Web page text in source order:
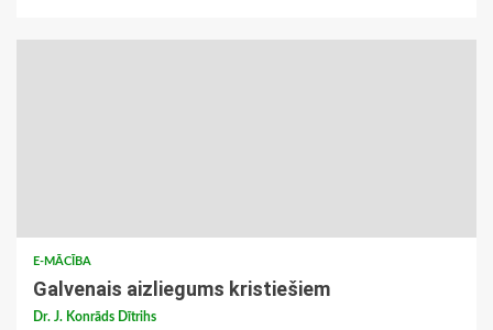
E-MĀCĪBA
Galvenais aizliegums kristiešiem
Dr. J. Konrāds Dītrihs